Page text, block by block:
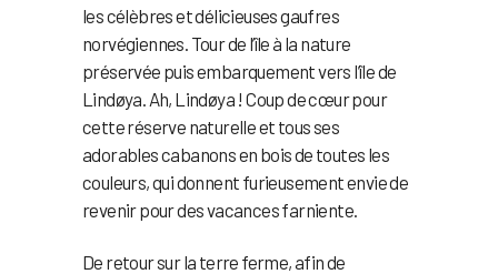
les célèbres et délicieuses gaufres
norvégiennes. Tour de l’île à la nature
préservée puis embarquement vers l’île de
Lindøya. Ah, Lindøya ! Coup de cœur pour
cette réserve naturelle et tous ses
adorables cabanons en bois de toutes les
couleurs, qui donnent furieusement envie de
revenir pour des vacances farniente.
De retour sur la terre ferme, afin de